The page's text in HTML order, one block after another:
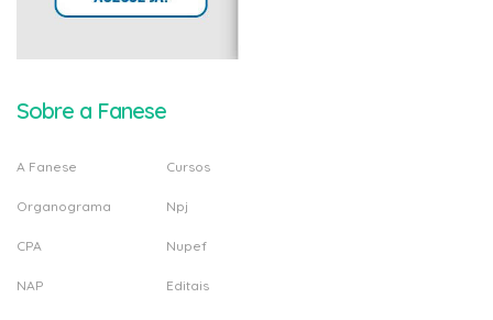
Sobre a Fanese
A Fanese
Organograma
CPA
NAP
Cursos
Npj
Nupef
Editais